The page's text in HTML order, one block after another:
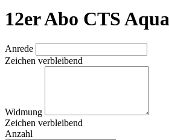
12er Abo CTS
Anrede
Zeichen verbleibend
Widmung
Zeichen verbleibend
Anzahl